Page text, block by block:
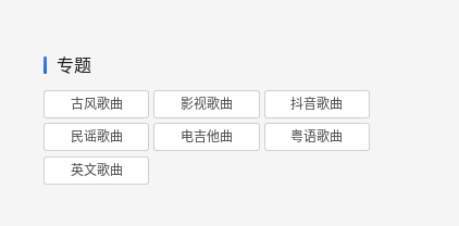
专题
古风歌曲 影视歌曲 抖音歌曲
民谣歌曲 电吉他曲 粤语歌曲
英文歌曲